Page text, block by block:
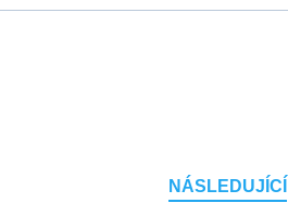
NÁSLEDUJÍCÍ